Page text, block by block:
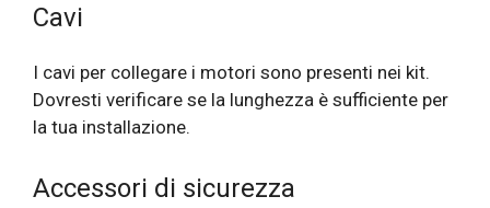
Cavi
I cavi per collegare i motori sono presenti nei kit.
Dovresti verificare se la lunghezza è sufficiente per
la tua installazione.
Accessori di sicurezza